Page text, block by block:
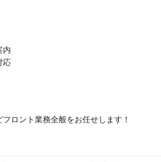
内
応
ロント業務全般をお任せします！